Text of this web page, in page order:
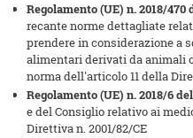
Regolamento (UE) n. 2018/470
recante norme dettagliate
prendere in considerazione a
alimentari derivati da animali
norma dell'articolo 11 della
Regolamento (UE) n. 2018/6 del
e del Consiglio relativo ai
Direttiva n. 2001/82/CE